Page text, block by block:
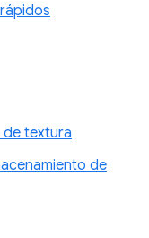
textura
de